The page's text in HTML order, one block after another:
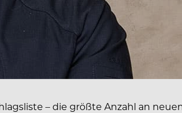
– die größte Anzahl an